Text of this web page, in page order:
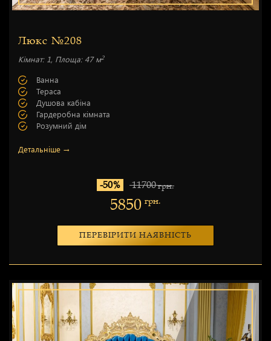
Люкс №208
Кімнат: 1, Площа: 47 м2
Ванна
Тераса
Душова кабіна
Гардеробна кімната
Розумний дім
Детальніше →
-50% 11700грн.
5850 грн.
ПЕРЕВІРИТИ НАЯВНІСТЬ